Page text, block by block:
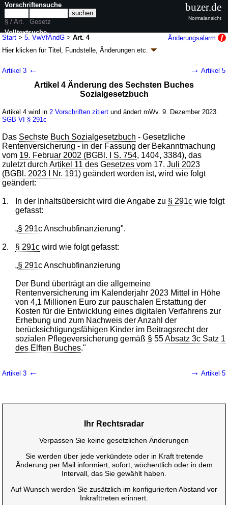
Start >5. VwVfÄndG >Art. 4
Änderungsalarm
Hier klicken fürTitel, Fundstelle, Änderungen etc.
verwaltungsverfahrensrechtlicher Vorschriften
sowie zur Änderung des Sechsten Buches
Sozialgesetzbuchs (5. VwVfÄndG)
G. v. 04.12.2023 BGBl. 2023 I Nr. 344; Geltung ab 01.01.2024, abweichend
sieheArtikel 6
wird in 8 Vorschriften zitiert
Artikel 3 ← → Artikel 5
Artikel 4 Änderung des Sechsten Buches
Sozialgesetzbuch
Artikel 4 wird in 2 Vorschriften zitiert und ändert mWv. 9. Dezember 2023
SGB VI § 291c
Das Sechste Buch Sozialgesetzbuch - Gesetzliche
Rentenversicherung - in der Fassung der Bekanntmachung
vom 19. Februar 2002 (BGBl. I S. 754, 1404, 3384), das
zuletzt durchArtikel 11 des Gesetzes vom 17. Juli 2023
(BGBl. 2023 I Nr. 191) geändert worden ist, wird wie folgt
geändert:
1. In der Inhaltsübersicht wird die Angabe zu § 291c wie folgt
gefasst:
„§ 291cAnschubfinanzierung".
2. § 291c wird wie folgt gefasst:
„§ 291cAnschubfinanzierung
Der Bund überträgt an die allgemeine
Rentenversicherung im Kalenderjahr 2023 Mittel in Höhe
von 4,1 Millionen Euro zur pauschalen Erstattung der
Kosten für die Entwicklung eines digitalen Verfahrens zur
Erhebung und zum Nachweis der Anzahl der
berücksichtigungsfähigen Kinder im Beitragsrecht der
sozialen Pflegeversicherung gemäß § 55 Absatz 3c Satz 1
des Elften Buches."
Artikel 3 ← → Artikel 5
Ihr Rechtsradar
Verpassen Sie keine gesetzlichen Änderungen
Sie werden über jede verkündete oder in Kraft tretende
Änderung per Mail informiert, sofort, wöchentlich oder in dem
Intervall, das Sie gewählt haben.
Auf Wunsch werden Sie zusätzlich im konfigurierten Abstand vor
Inkrafttreten erinnert.
Vorschriftensuche
§ / Art.
Gesetz
Volltextsuche
nur in 5. VwVfÄndG
buzer.de
Normalansicht